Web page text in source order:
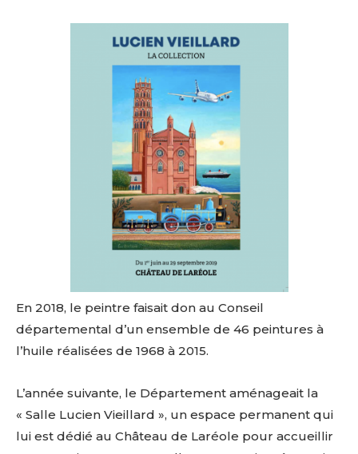
En 2018, le peintre faisait don au Conseil
départemental d’un ensemble de 46 peintures à
l’huile réalisées de 1968 à 2015.
L’année suivante, le Département aménageait la
« Salle Lucien Vieillard », un espace permanent qui
lui est dédié au Château de Laréole pour accueillir